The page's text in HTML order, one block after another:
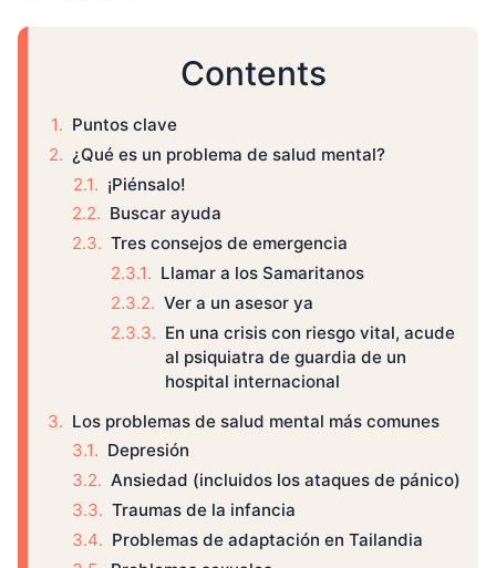
Contents
Puntos clave
¿Qué es un problema de salud mental?
¡Piénsalo!
Buscar ayuda
Tres consejos de emergencia
Llamar a los Samaritanos
Ver a un asesor ya
En una crisis con riesgo vital, acude
al psiquiatra de guardia de un
hospital internacional
Los problemas de salud mental más comunes
Depresión
Ansiedad (incluidos los ataques de pánico)
Traumas de la infancia
Problemas de adaptación en Tailandia